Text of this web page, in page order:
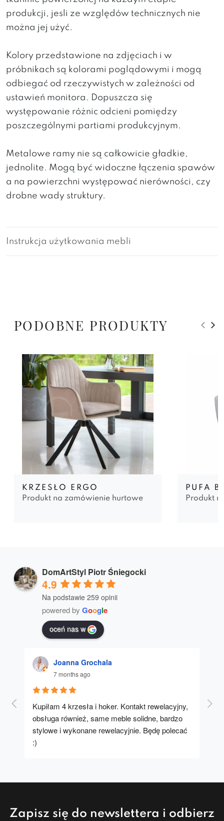
produkcji, jesli ze względów technicznych nie
można jej użyć.
Kolory przedstawione na zdjęciach i w
próbnikach są kolorami poglądowymi i mogą
odbiegać od rzeczywistych w zależności od
ustawień monitora. Dopuszcza się
występowanie różnic odcieni pomiędzy
poszczególnymi partiami produkcyjnym.
Metalowe ramy nie są całkowicie gładkie,
jednolite. Mogą być widoczne łączenia spawów
a na powierzchni występować nierówności, czy
drobne wady struktury.
Instrukcja użytkowania mebli
PODOBNE PRODUKTY
KRZESŁO ERGO
Produkt na zamówienie hurtowe
PUFA
Produkt
DomArtStyl Piotr Śniegocki
4.9
Na podstawie 259 opinii
powered by Google
oceń nas w
Joanna Grochala
7 months ago
Kupiłam 4 krzesła i hoker. Kontakt rewelacyjny,
obsługa również, same meble solidne, bardzo
stylowe i wykonane rewelacyjnie. Będę polecać
:)
A
Zapisz się do newslettera i odbierz